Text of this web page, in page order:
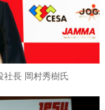
社長 岡村秀樹氏